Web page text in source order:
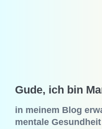
Gude, ich bin
in meinem Blog
mentale